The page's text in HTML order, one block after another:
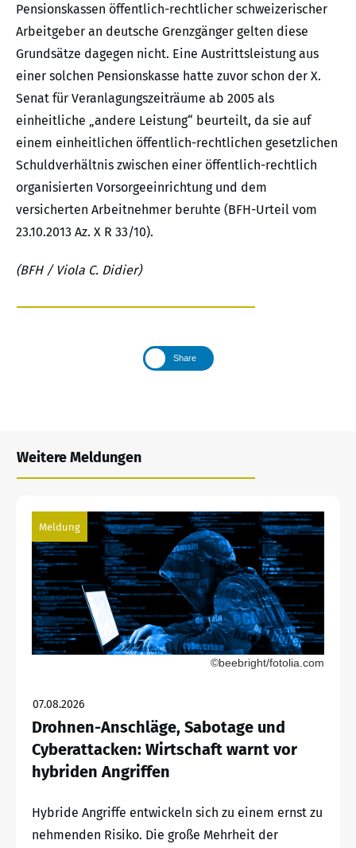
Pensionskassen öffentlich-rechtlicher schweizerischer
Arbeitgeber an deutsche Grenzgänger gelten diese
Grundsätze dagegen nicht. Eine Austrittsleistung aus
einer solchen Pensionskasse hatte zuvor schon der X.
Senat für Veranlagungszeiträume ab 2005 als
einheitliche „andere Leistung“ beurteilt, da sie auf
einem einheitlichen öffentlich-rechtlichen gesetzlichen
Schuldverhältnis zwischen einer öffentlich-rechtlich
organisierten Vorsorgeeinrichtung und dem
versicherten Arbeitnehmer beruhte (BFH-Urteil vom
23.10.2013 Az. X R 33/10).
(BFH / Viola C. Didier)
Share
Weitere Meldungen
Meldung
©beebright/fotolia.com
07.08.2026
Drohnen-Anschläge, Sabotage und
Cyberattacken: Wirtschaft warnt vor
hybriden Angriffen
Hybride Angriffe entwickeln sich zu einem ernst zu
nehmenden Risiko. Die große Mehrheit der